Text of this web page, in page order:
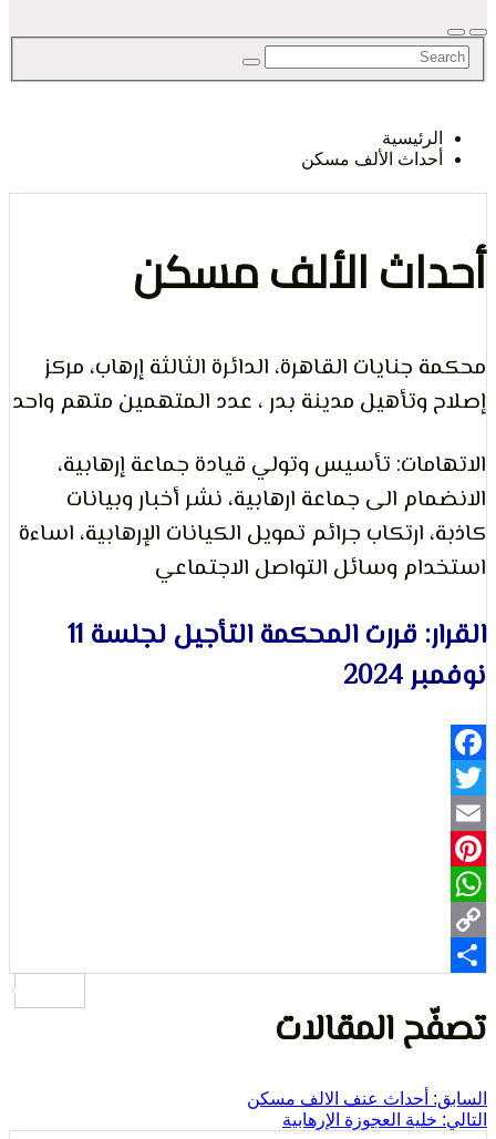
و
الألف مسكن
الألف مسكن
القاهرة، الدائرة الثالثة إرهاب، مركز
وتأهيل مدينة بدر ، عدد المتهمين متهم واحد
تأسيس وتولي قيادة جماعة إرهابية،
الى جماعة ارهابية، نشر أخبار وبيانات
ارتكاب جرائم تمويل الكيانات الإرهابية، اساءة
وسائل التواصل الاجتماعي
القرار: قررت المحكمة التأجيل لجلسة 11
المقالات
أحداث عنف الالف مسكن
العجوزة الإرهابية